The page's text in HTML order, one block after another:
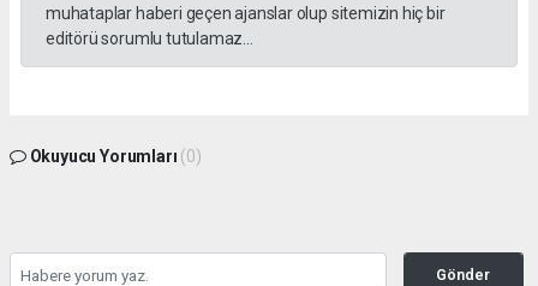
muhataplar haberi geçen ajanslar olup sitemizin hiç bir
editörü sorumlu tutulamaz...
Okuyucu Yorumları (0)
Gönder